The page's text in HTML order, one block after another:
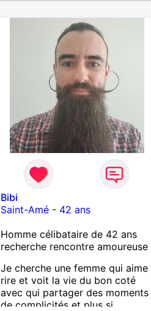
c'est moi qui le ferais!!!!!!!!!!!!! Ou
peut-être pas! je suis
100000000000 vrai.
Bibi
Saint-Amé- 42 ans
Homme célibataire de 42 ans
recherche rencontre amoureuse
Je cherche une femme qui aime
rire et voit la vie du bon coté
avec qui partager des moments
de complicités et plus si